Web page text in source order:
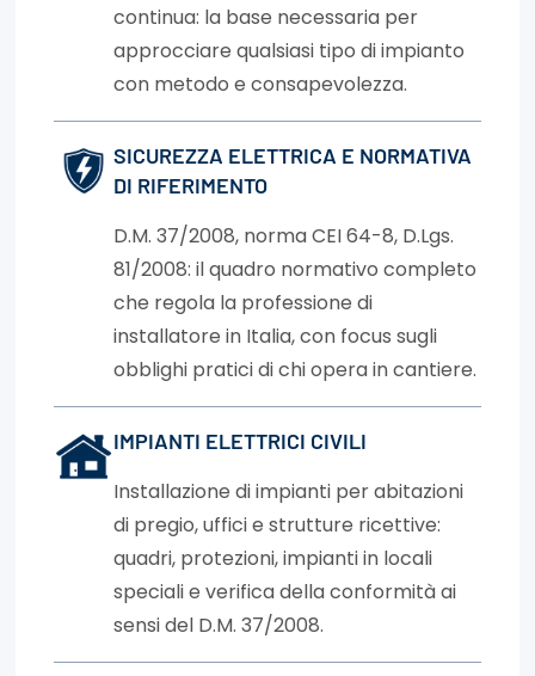
continua: la base necessaria per
approcciare qualsiasi tipo di impianto
con metodo e consapevolezza.
SICUREZZA ELETTRICA E NORMATIVA
DI RIFERIMENTO
D.M. 37/2008, norma CEI 64-8, D.Lgs.
81/2008: il quadro normativo completo
che regola la professione di
installatore in Italia, con focus sugli
obblighi pratici di chi opera in cantiere.
IMPIANTI ELETTRICI CIVILI
Installazione di impianti per abitazioni
di pregio, uffici e strutture ricettive:
quadri, protezioni, impianti in locali
speciali e verifica della conformità ai
sensi del D.M. 37/2008.